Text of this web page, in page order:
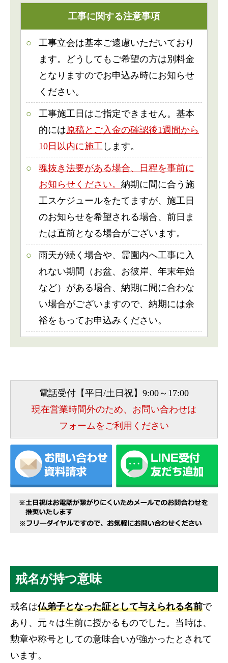
工事に関する注意事項
工事立会は基本ご遠慮いただいており
ます。どうしてもご希望の方は別料金
となりますのでお申込み時にお知らせ
ください。
工事施工日はご指定できません。基本
的には原稿とご入金の確認後1週間から
10日以内に施工 します。
魂抜き法要がある場合、日程を事前に
お知らせください。 納期に間に合う施
工スケジュールをたてますが、施工日
のお知らせを希望される場合、前日ま
たは直前となる場合がございます。
雨天が続く場合や、霊園内へ工事に入
れない期間（お盆、お彼岸、年末年始
など）がある場合、納期に間に合わな
い場合がございますので、納期には余
裕をもってお申込みください。
電話受付【平日/土日祝】9:00～17:00
現在営業時間外のため、お問い合わせは
フォームをご利用ください
戒名が持つ意味
戒名は仏弟子となった証として与えられる名前で
あり、元々は生前に授かるものでした。当時は、
勲章や称号としての意味合いが強かったとされて
います。